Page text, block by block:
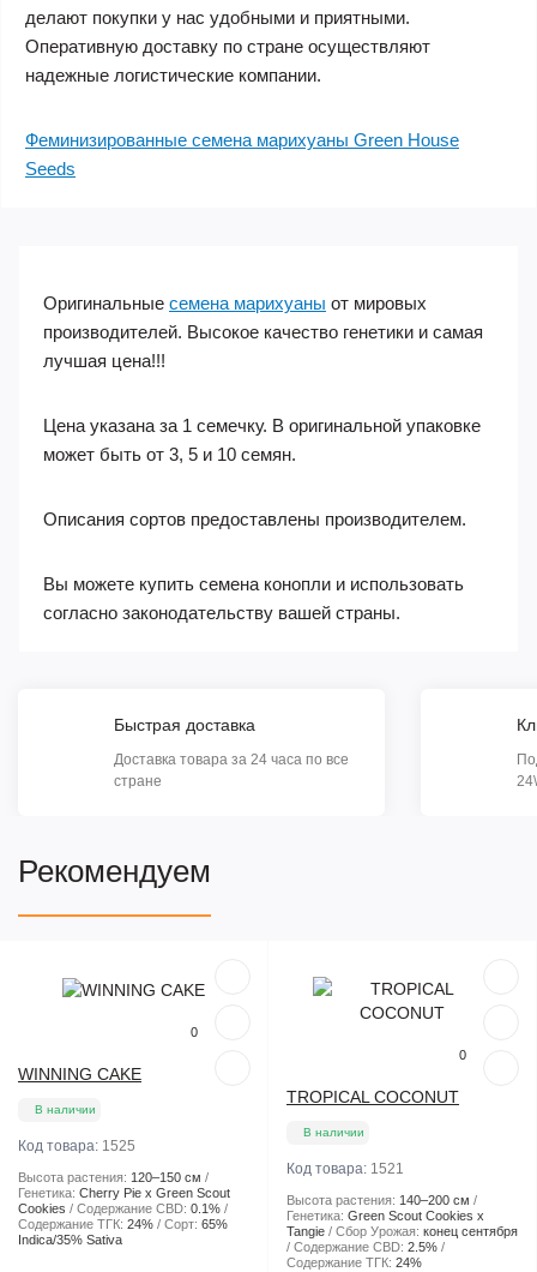
делают покупки у нас удобными и приятными.
Оперативную доставку по стране осуществляют
надежные логистические компании.
Феминизированные семена марихуаны Green House
Seeds
Оригинальные семена марихуаны от мировых
производителей. Высокое качество генетики и самая
лучшая цена!!!
Цена указана за 1 семечку. В оригинальной упаковке
может быть от 3, 5 и 10 семян.
Описания сортов предоставлены производителем.
Вы можете купить семена конопли и использовать
согласно законодательству вашей страны.
Быстрая доставка
Доставка товара за 24 часа по все
стране
Рекомендуем
0
WINNING CAKE
В наличии
Код товара: 1525
Высота растения: 120–150 см
Генетика: Cherry Pie x Green Scout
Cookies
Содержание CBD: 0.1%
Содержание ТГК: 24% Сорт: 65%
Indica/35% Sativa
0
TROPICAL COCONUT
В наличии
Код товара: 1521
Высота растения: 140–200 см
Генетика: Green Scout Cookies x
Tangie
Сбор Урожая: конец сентября
Содержание CBD: 2.5%
Содержание ТГК: 24%